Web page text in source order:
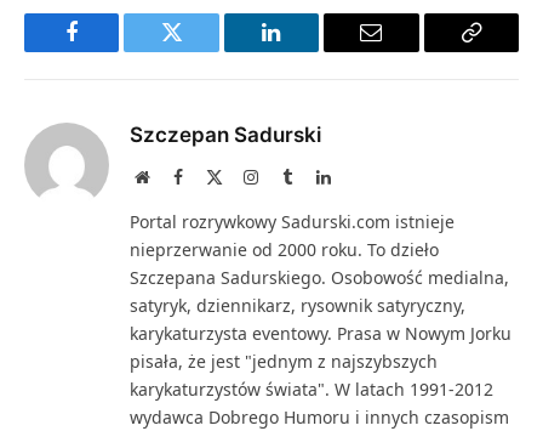
Facebook Twitter LinkedIn Email
Copy
Szczepan Sadurski
WebsiteFacebook Instagram
TumblrLinkedIn
Portal rozrywkowy Sadurski.com istnieje
nieprzerwanie od 2000 roku. To dzieło
Szczepana Sadurskiego. Osobowość medialna,
satyryk, dziennikarz, rysownik satyryczny,
karykaturzysta eventowy. Prasa w Nowym Jorku
pisała, że jest "jednym z najszybszych
karykaturzystów świata". W latach 1991-2012
wydawca Dobrego Humoru i innych czasopism